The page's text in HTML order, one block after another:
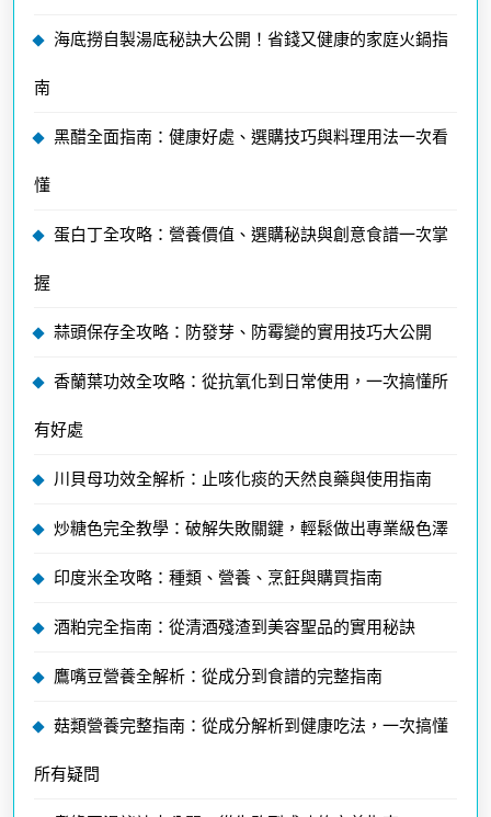
海底撈自製湯底秘訣大公開！省錢又健康的家庭火鍋指
南
黑醋全面指南：健康好處、選購技巧與料理用法一次看
懂
蛋白丁全攻略：營養價值、選購秘訣與創意食譜一次掌
握
蒜頭保存全攻略：防發芽、防霉變的實用技巧大公開
香蘭葉功效全攻略：從抗氧化到日常使用，一次搞懂所
有好處
川貝母功效全解析：止咳化痰的天然良藥與使用指南
炒糖色完全教學：破解失敗關鍵，輕鬆做出專業級色澤
印度米全攻略：種類、營養、烹飪與購買指南
酒粕完全指南：從清酒殘渣到美容聖品的實用秘訣
鷹嘴豆營養全解析：從成分到食譜的完整指南
菇類營養完整指南：從成分解析到健康吃法，一次搞懂
所有疑問